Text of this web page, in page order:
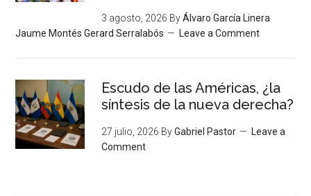
3 agosto, 2026 ByÁlvaro García Linera
Jaume Montés Gerard Serralabós
Leave a Comment
Escudo de las Américas, ¿la
síntesis de la nueva derecha?
27 julio, 2026 ByGabriel Pastor
Leave a
Comment